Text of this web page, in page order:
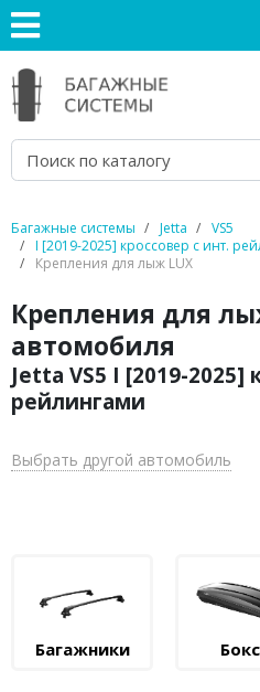
Багажные системы Jetta
VS5
I [2019-2025] кроссовер с инт.
Крепления для лыж LUX
Крепления для
автомобиля
Jetta VS5 I [2019-2025]
рейлингами
Выбрать другой автомобиль
Багажники
Багажники на крышу
Рейлинги на крышу
Боксы на крышу
Велокрепления
Крепления для лыж
Грузовые корзины
Аксессуары
Услуги